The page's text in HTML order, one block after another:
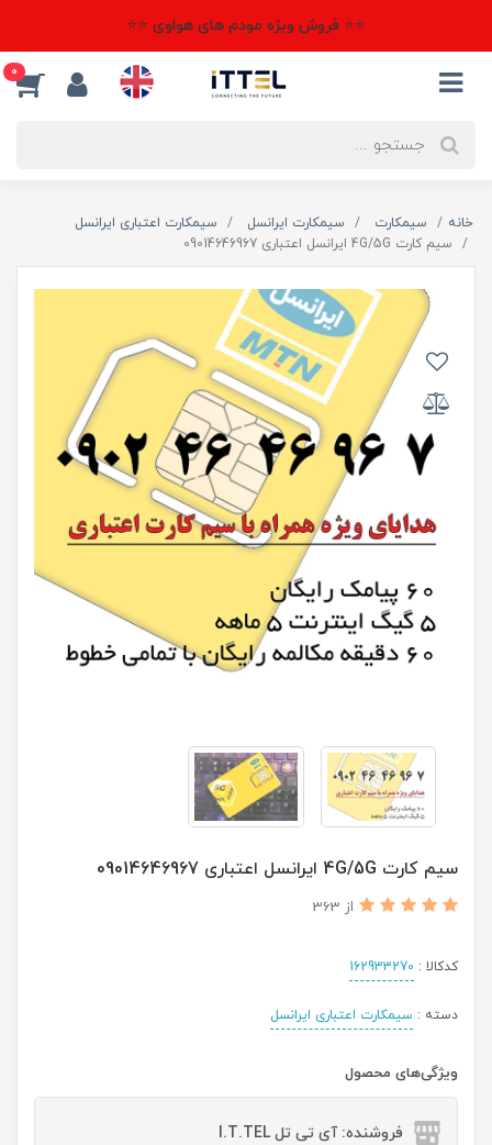
⭐⭐ فروش ویژه مودم های هواوی ⭐⭐
0
خانه سیمکارت سیمکارت ایرانسل
سیمکارت اعتباری ایرانسل
سیم کارت 4G/5G ایرانسل اعتباری 09014646967
سیم کارت 4G/5G ایرانسل اعتباری 09014646967
از 363
کدکالا : 162933270
دسته : سیمکارت اعتباری ایرانسل
ویژگی‌های محصول
فروشنده: آی تی تل I.T.TEL